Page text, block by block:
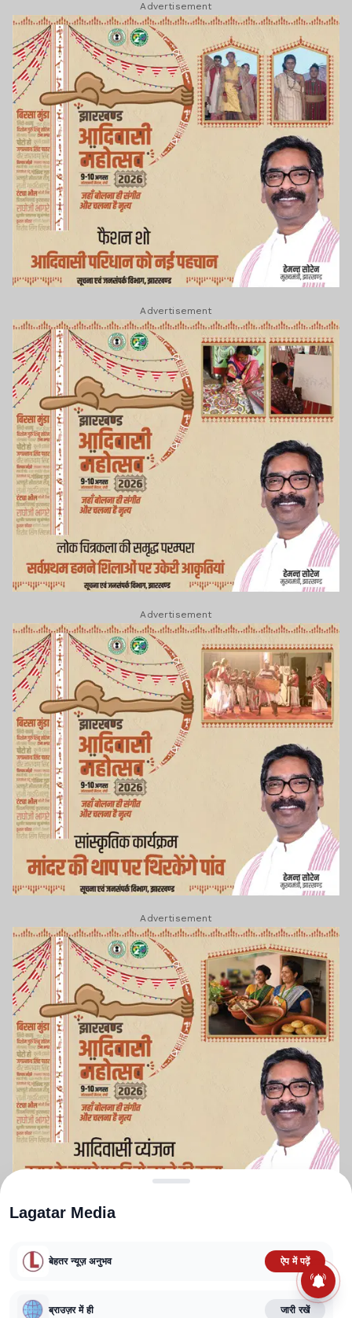
Advertisement
Advertisement
Advertisement
Advertisement
TERMS AND CONDITIONS
CORRECTIONS POLICY
FACT CHECKING POLICY
Lagatar Media
बेहतर न्यूज़ अनुभव ऐप में पढ़ें
ब्राउज़र में ही जारी रखें